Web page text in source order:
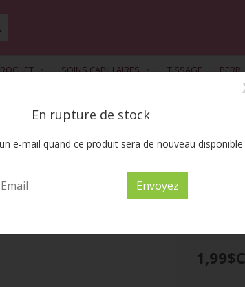
SOINS CAPILLAIRES TISSAGE
ACROSS CANADA on orders of $55 or more before tax
En rupture de stock
e-mail quand ce produit sera de nouveau disponible